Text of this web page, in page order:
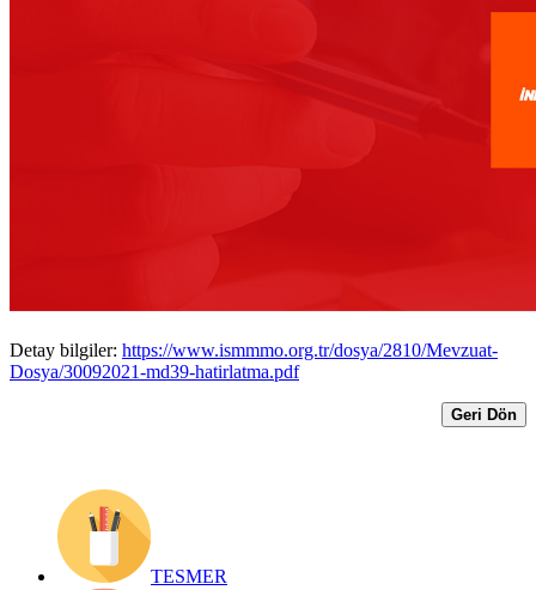
Bazı sektörlerde uygulanmakta olan
indirimli KDV oranları ve kira
(%10) uygulama süresi için son tarih
30.09.2021 (BUGÜN)
Detay bilgiler: https://www.ismmmo.org.tr/dosya/2810/Mevzuat-
Dosya/30092021-md39-hatirlatma.pdf
Geri Dön
TESMER